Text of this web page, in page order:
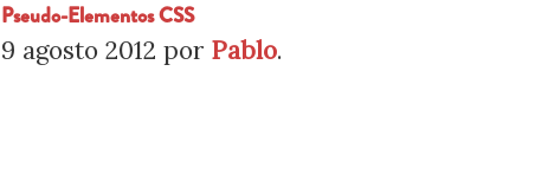
Pseudo-Elementos CSS
9 agosto 2012 por Pablo.